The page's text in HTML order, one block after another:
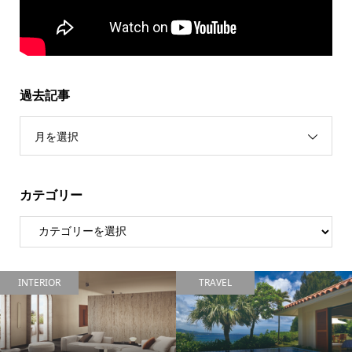
過去記事
月を選択
カテゴリー
INTERIOR TRAVEL